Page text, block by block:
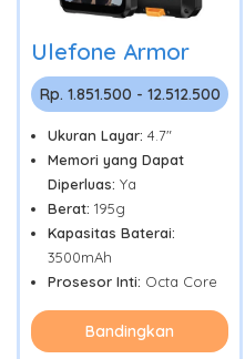
Ulefone Armor
Rp. 1.851.500 - 12.512.500
Ukuran Layar: 4.7"
Memori yang Dapat
Diperluas: Ya
Berat: 195g
Kapasitas Baterai:
3500mAh
Prosesor Inti: Octa Core
Bandingkan